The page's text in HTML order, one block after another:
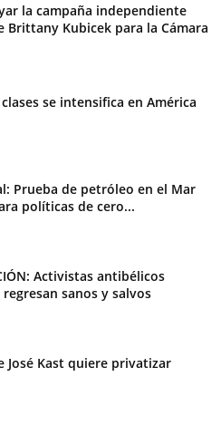
la campaña independiente
Brittany Kubicek para la Cámara
se intensifica en América
Prueba de petróleo en el Mar
políticas de cero...
Activistas antibélicos
sanos y salvos
José Kast quiere privatizar